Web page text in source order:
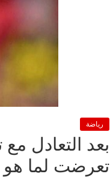
رياضة
بعد التعادل
تعرضت لما هو